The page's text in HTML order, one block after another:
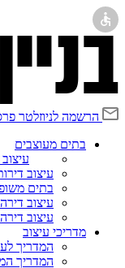
הרשמה לניוזלטר
בתים מעוצבים
עיצוב
בתים
עיצוב
עיצוב
מדריכי עיצוב
המדריך
המדריך